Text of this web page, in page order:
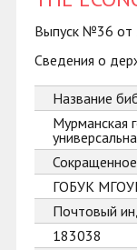
Выпуск №36 от
Сведения о
Название
Мурманская
ГОБУК
Почтовый
183038